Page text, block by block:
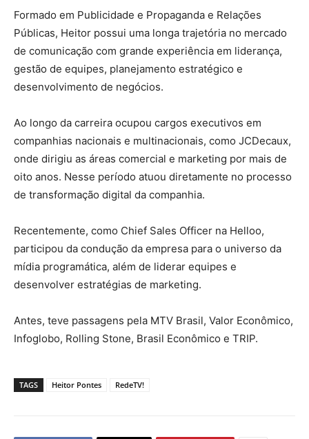
Formado em Publicidade e Propaganda e Relações
Públicas, Heitor possui uma longa trajetória no mercado
de comunicação com grande experiência em liderança,
gestão de equipes, planejamento estratégico e
desenvolvimento de negócios.
Ao longo da carreira ocupou cargos executivos em
companhias nacionais e multinacionais, como JCDecaux,
onde dirigiu as áreas comercial e marketing por mais de
oito anos. Nesse período atuou diretamente no processo
de transformação digital da companhia.
Recentemente, como Chief Sales Officer na Helloo,
participou da condução da empresa para o universo da
mídia programática, além de liderar equipes e
desenvolver estratégias de marketing.
Antes, teve passagens pela MTV Brasil, Valor Econômico,
Infoglobo, Rolling Stone, Brasil Econômico e TRIP.
TAGS Heitor Pontes RedeTV!